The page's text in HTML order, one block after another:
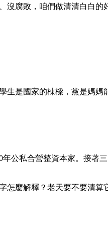
沒腐敗，咱們做清清白白
生是國家的棟樑，黨是媽媽
公私合營整資本家。接著
怎麼解釋？老天要不要清算